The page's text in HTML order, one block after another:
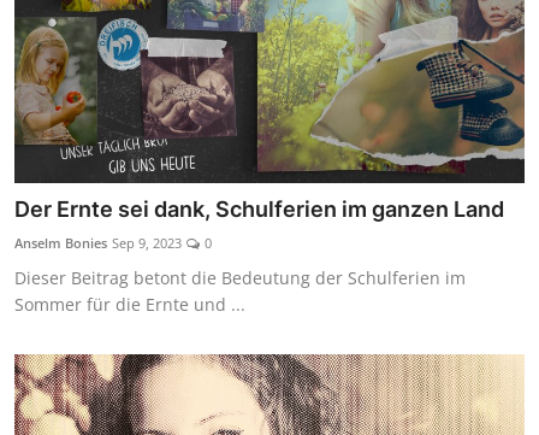
Der Ernte sei dank, Schulferien im ganzen Land
Anselm Bonies Sep 9, 2023 0
Dieser Beitrag betont die Bedeutung der Schulferien im
Sommer für die Ernte und ...